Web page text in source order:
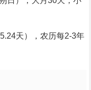
天），农历每2-3年